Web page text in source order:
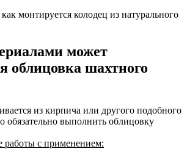
монтируется колодец из натурального
может
облицовка шахтного
из кирпича или другого подобного
обязательно выполнить облицовку
работы с применением: